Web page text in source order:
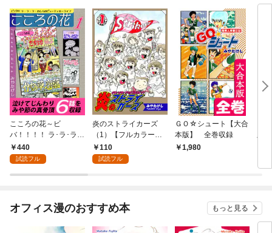
こころの花～ビ
バ！！！！ ラ･ラ･ラ･
わしらのビューティホ
ーライフ～（1）
440
試読フル
炎のストライカーズ
（1）【フルカラー：
第1話／第2話】
110
試読フル
ＧＯ☆シュート【大合
本版】 全巻収録
1,980
版
オフィス漫のおすすめ本 もっと見る